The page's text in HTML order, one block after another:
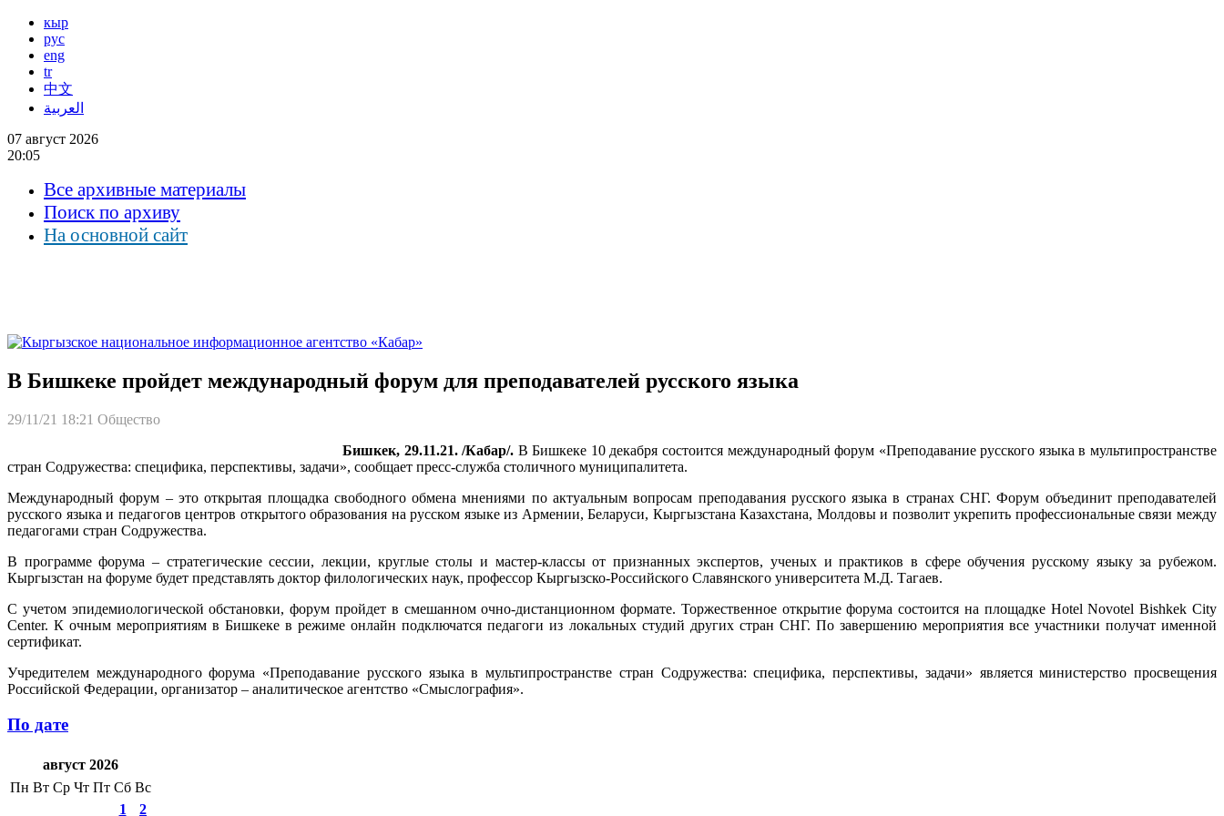
кыр
рус
eng
tr
中文
العربية
07 август 2026
20:05
Все архивные материалы
Поиск по архиву
На основной сайт
В Бишкеке пройдет международный форум для преподавателей русского языка
29/11/21 18:21 Общество
Бишкек, 29.11.21. /Кабар/. В Бишкеке 10 декабря состоится международный форум «Преподавание русского языка в мультипространстве
стран Содружества: специфика, перспективы, задачи», сообщает пресс-служба столичного муниципалитета.
Международный форум – это открытая площадка свободного обмена мнениями по актуальным вопросам преподавания русского языка в странах СНГ. Форум объединит преподавателей
русского языка и педагогов центров открытого образования на русском языке из Армении, Беларуси, Кыргызстана Казахстана, Молдовы и позволит укрепить профессиональные связи между
педагогами стран Содружества.
В программе форума – стратегические сессии, лекции, круглые столы и мастер-классы от признанных экспертов, ученых и практиков в сфере обучения русскому языку за рубежом.
Кыргызстан на форуме будет представлять доктор филологических наук, профессор Кыргызско-Российского Славянского университета М.Д. Тагаев.
С учетом эпидемиологической обстановки, форум пройдет в смешанном очно-дистанционном формате. Торжественное открытие форума состоится на площадке Hotel Novotel Bishkek City
Center. К очным мероприятиям в Бишкеке в режиме онлайн подключатся педагоги из локальных студий других стран СНГ. По завершению мероприятия все участники получат именной
сертификат.
Учредителем международного форума «Преподавание русского языка в мультипространстве стран Содружества: специфика, перспективы, задачи» является министерство просвещения
Российской Федерации, организатор – аналитическое агентство «Смыслография».
По дате
август 2026
Пн Вт Ср Чт Пт Сб Вс
1
2